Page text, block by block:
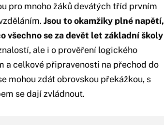
pro mnoho žáků devátých tříd prvním
Jsou to okamžiky plné napětí,
všechno se za devět let základní školy
ale i o prověření logického
a celkové připravenosti na přechod do
mohou zdát obrovskou překážkou, s
se dají zvládnout.